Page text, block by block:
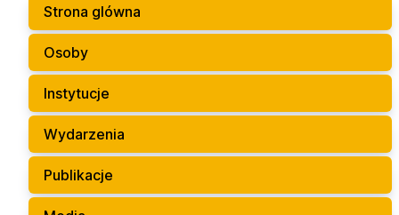
Strona glówna
Osoby
Instytucje
Wydarzenia
Publikacje